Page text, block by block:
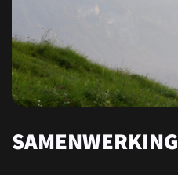
SAMENWERKING